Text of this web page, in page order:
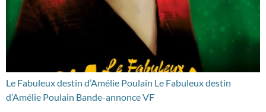
Le Fabuleux destin d’Amélie Poulain Le Fabuleux destin
d’Amélie Poulain Bande-annonce VF